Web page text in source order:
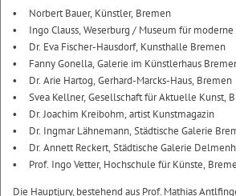
Norbert Bauer, Künstler, Bremen
Ingo Clauss, Weserburg / Museum für
Dr. Eva Fischer-Hausdorf, Kunsthalle Bremen
Fanny Gonella, Galerie im Künstlerhaus
Dr. Arie Hartog, Gerhard-Marcks-Haus, Bremen
Svea Kellner, Gesellschaft für Aktuelle Kunst,
Dr. Joachim Kreibohm, artist Kunstmagazin
Dr. Ingmar Lähnemann, Städtische Galerie
Dr. Annett Reckert, Städtische Galerie
Prof. Ingo Vetter, Hochschule für Künste,
Die Hauptjury, bestehend aus Prof. Mathias